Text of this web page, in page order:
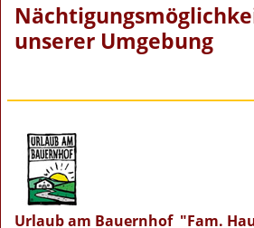
unserer Umgebung
Urlaub am Bauernhof "Fam.